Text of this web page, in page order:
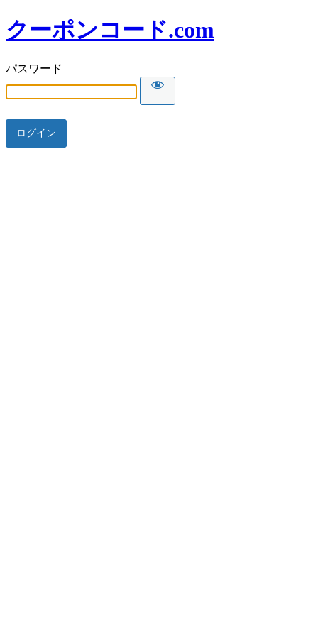
クーポンコード.com
パスワード